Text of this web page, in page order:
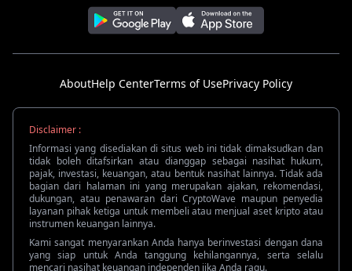
AboutHelp CenterTerms of UsePrivacy Policy
Disclaimer :
Informasi yang disediakan di situs web ini tidak dimaksudkan dan
tidak boleh ditafsirkan atau dianggap sebagai nasihat hukum,
pajak, investasi, keuangan, atau bentuk nasihat lainnya. Tidak ada
bagian dari halaman ini yang merupakan ajakan, rekomendasi,
dukungan, atau penawaran dari CryptoWave maupun penyedia
layanan pihak ketiga untuk membeli atau menjual aset kripto atau
instrumen keuangan lainnya.
Kami sangat menyarankan Anda hanya berinvestasi dengan dana
yang siap untuk Anda tanggung kehilangannya, serta selalu
mencari nasihat keuangan independen jika Anda ragu.